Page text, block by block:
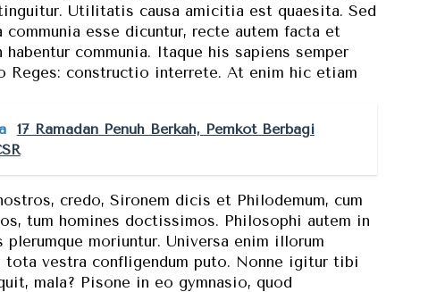
Utilitatis causa amicitia est quaesita. Sed
communia esse dicuntur, recte autem facta et
habentur communia. Itaque his sapiens semper
Reges: constructio interrete. At enim hic etiam
17 Ramadan Penuh Berkah, Pemkot Berbagi
credo, Sironem dicis et Philodemum, cum
tum homines doctissimos. Philosophi autem in
moriuntur. Universa enim illorum
tota vestra confligendum puto. Nonne igitur tibi
mala? Pisone in eo gymnasio, quod